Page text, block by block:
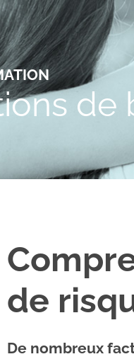
de
de
De nombreux